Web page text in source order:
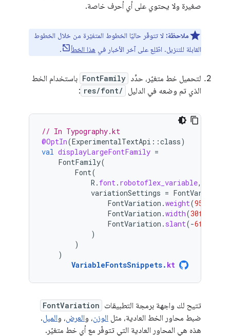
صغيرة ولا يحتوي على أي أحرف خاصة.
ملاحظة: لا تتوفّر حاليًا الخطوط المتغيّرة من خلال الخطوط
القابلة للتنزيل. اطّلِع على آخر الأخبار في هذا الخطأ .
لتحميل خط متغيّر، حدِّد FontFamily باستخدام الخط
الذي تم وضعه في الدليل
res/font/
:
// In Typography.kt
@OptIn(ExperimentalTextApi ::class)
val displayLargeFontFamily =
FontFamily(
Font(
R . font . robotoflex_variable,
variationSettings = FontVariation
FontVariation .weight(950
FontVariation .width(30f
FontVariation . slant(-6f
)
)
)
VariableFontsSnippets. kt
تتيح لك واجهة برمجة التطبيقات FontVariation
ضبط محاور الخط العادية، مثل الوزن، والعرض، والميل.
هذه هي المحاور العادية التي تتوفّر مع أي خط متغيّر.